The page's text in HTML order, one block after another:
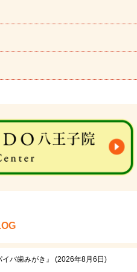
バ歯みがき』 2026年8月6日